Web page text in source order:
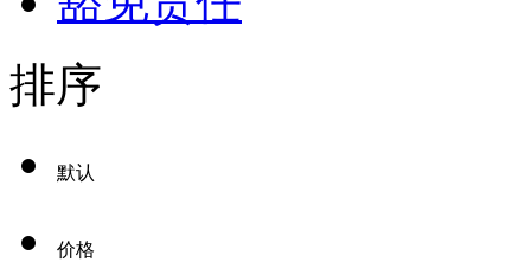
排序
默认
价格